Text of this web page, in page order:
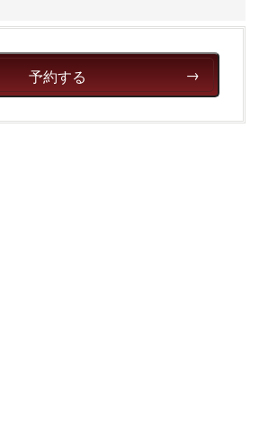
予約する